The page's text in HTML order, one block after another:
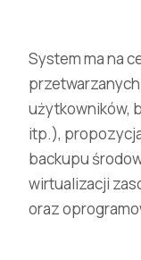
System ma na
użytkowników,
itp.),
backupu
wirtualizacji
oraz